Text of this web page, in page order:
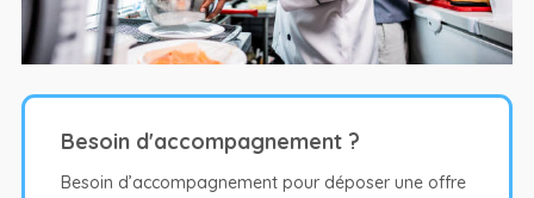
Besoin d'accompagnement ?
Besoin d’accompagnement pour déposer une offre